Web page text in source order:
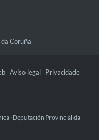
Coruña
-Aviso legal - Privacidade -
· Deputación Provincial da